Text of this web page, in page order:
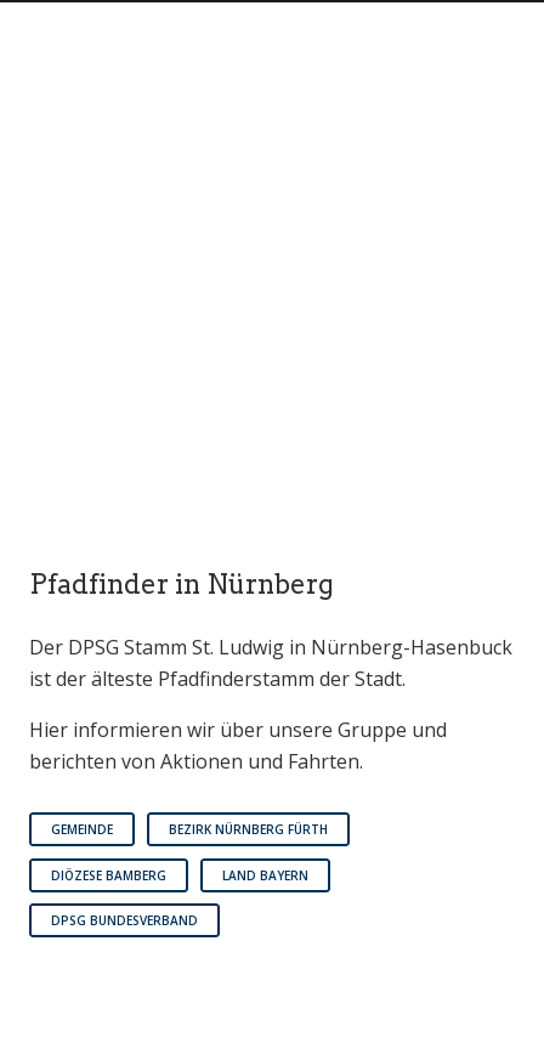
Pfadfinder in Nürnberg
Der DPSG Stamm St. Ludwig in Nürnberg-Hasenbuck
ist der älteste Pfadfinderstamm der Stadt.
Hier informieren wir über unsere Gruppe und
berichten von Aktionen und Fahrten.
GEMEINDE BEZIRK NÜRNBERG FÜRTH
DIÖZESE BAMBERG LAND BAYERN
DPSG BUNDESVERBAND